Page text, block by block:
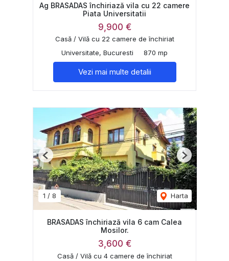
Ag BRASADAS închiriază vila cu 22 camere
Piata Universitatii
9,900 €
Casă / Vilă cu 22 camere de închiriat
Universitate, Bucuresti
870 mp
Vezi mai multe detalii
1 / 8 Harta
Previous Next
BRASADAS închiriază vila 6 cam Calea
Mosilor.
3,600 €
Casă / Vilă cu 4 camere de închiriat